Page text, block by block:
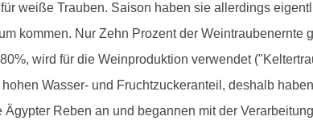
weiße Trauben. Saison haben sie allerdings
kommen. Nur Zehn Prozent der
wird für die Weinproduktion verwendet
Wasser- und Fruchtzuckeranteil, deshalb
Ägypter Reben an und begannen mit der